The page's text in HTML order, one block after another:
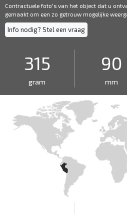
Contractuele foto's van het object dat u
gemaakt om een ​​zo getrouw mogelijke
Info nodig? Stel een vraag
315
gram
90
mm